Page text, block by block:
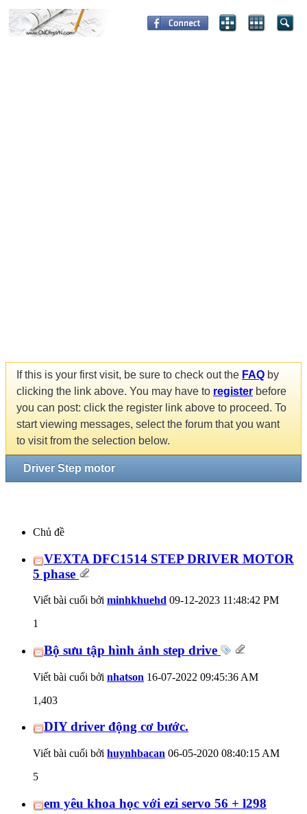
If this is your first visit, be sure to check out the FAQ by
clicking the link above. You may have to register before
you can post: click the register link above to proceed. To
start viewing messages, select the forum that you want
to visit from the selection below.
Driver Step motor
Chủ đề
VEXTA DFC1514 STEP DRIVER MOTOR
5 phase
Viết bài cuối bởi minhkhuehd 09-12-2023 11:48:42 PM
1
Bộ sưu tập hình ảnh step drive
Viết bài cuối bởi nhatson 16-07-2022 09:45:36 AM
1,403
DIY driver động cơ bước.
Viết bài cuối bởi huynhbacan 06-05-2020 08:40:15 AM
5
em yêu khoa học với ezi servo 56 + l298